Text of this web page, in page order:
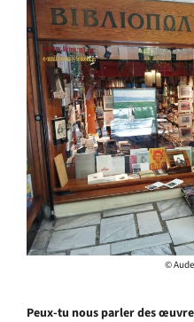
©
Peux-tu nous parler des